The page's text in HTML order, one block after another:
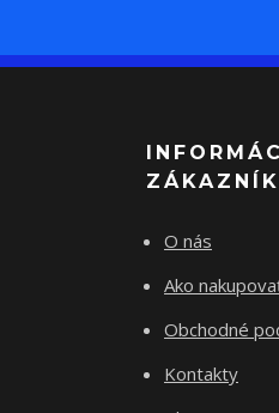
O nás
Ako
Obchodné
Kontakty